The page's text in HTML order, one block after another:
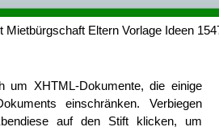
Eltern Vorlage Ideen
um XHTML-Dokumente, die einige
einschränken. Verbiegen
auf den Stift klicken, um